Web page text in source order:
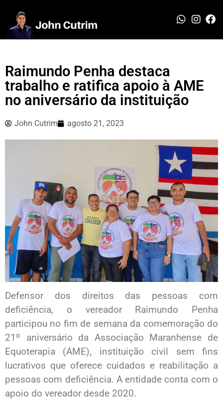
Raimundo Penha destaca
trabalho e ratifica apoio à AME
no aniversário da instituição
John Cutrim agosto 21, 2023
Defensor dos direitos das pessoas com
deficiência, o vereador Raimundo Penha
participou no fim de semana da comemoração do
21º aniversário da Associação Maranhense de
Equoterapia (AME), instituição civil sem fins
lucrativos que oferece cuidados e reabilitação a
pessoas com deficiência. A entidade conta com o
apoio do vereador desde 2020.